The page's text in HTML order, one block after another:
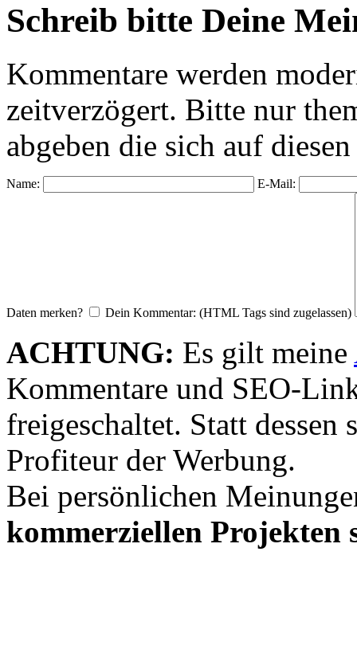
Schreib bitte Deine
Kommentare werden
zeitverzögert. Bitte nur
abgeben die sich auf
Name: E-Mail:
Daten merken? Dein Kommentar: (HTML Tags sind zugelassen)
ACHTUNG: Es gilt meine
Kommentare und SEO-
freigeschaltet. Statt dessen
Profiteur der Werbung.
Bei persönlichen
kommerziellen Projekten